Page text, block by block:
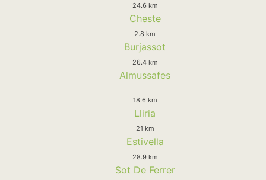
24.6 km
Cheste
2.8 km
Burjassot
26.4 km
Almussafes
18.6 km
Lliria
21 km
Estivella
28.9 km
Sot De Ferrer